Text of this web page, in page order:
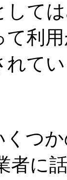
して
て利
て
つ
者に